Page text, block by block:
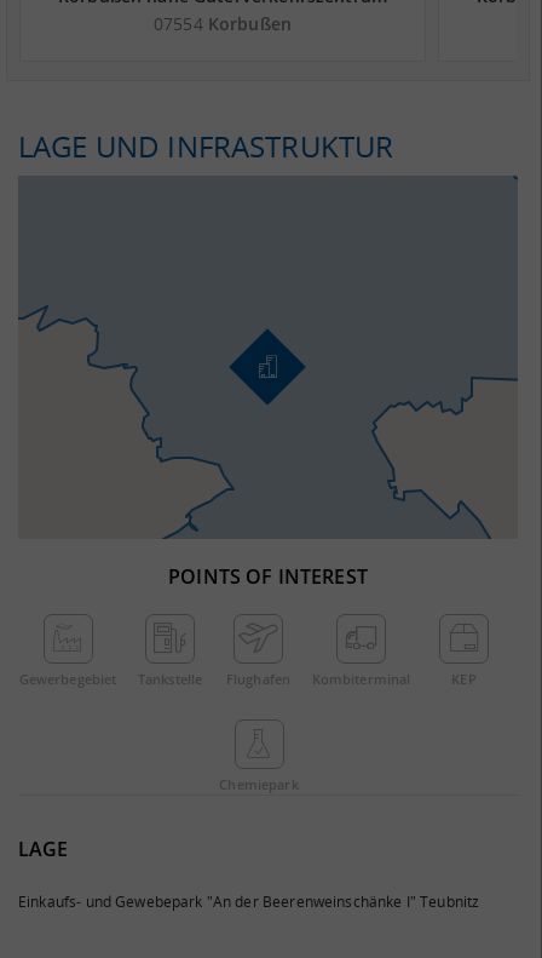
Terminal Glauchau (Hof, Sonneberg,
07554 Korbußen
LAGE UND INFRASTRUKTUR
POINTS OF INTEREST
Gewerbe­gebiet Tankstelle Flughafen Kombi­terminal KEP
Chemie­park
LAGE
Einkaufs- und Gewebepark "An der Beerenweinschänke I" Teubnitz